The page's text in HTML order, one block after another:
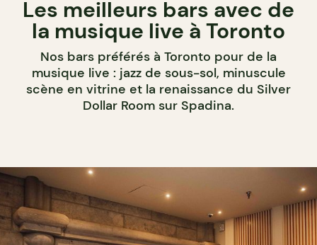
Les meilleurs bars avec de
la musique live à Toronto
Nos bars préférés à Toronto pour de la
musique live : jazz de sous-sol, minuscule
scène en vitrine et la renaissance du Silver
Dollar Room sur Spadina.